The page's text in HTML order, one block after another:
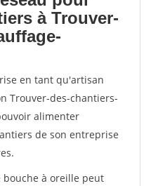
à Trouver-
en tant qu'artisan
Trouver-des-chantiers-
alimenter
de son entreprise
bouche à oreille peut